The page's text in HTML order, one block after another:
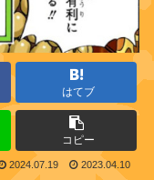
はてブ
コピー
2024.07.19 2023.04.10